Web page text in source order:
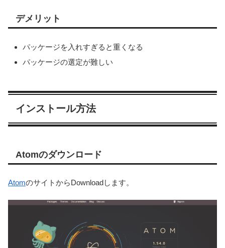
デメリット
パッケージを入れすぎると重くなる
パッケージの選定が難しい
インストール方法
Atomのダウンロード
AtomのサイトからDownloadします。